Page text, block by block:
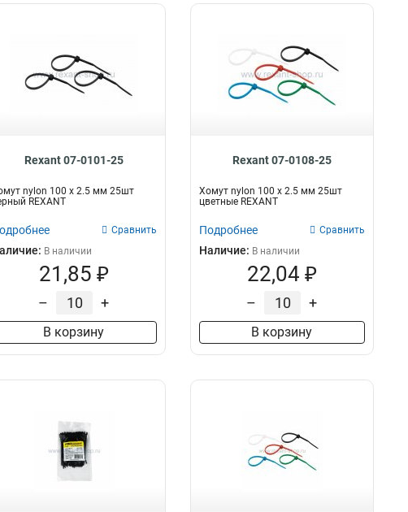
Rexant 07-0101-25
nylon 100 х 2.5 мм 25шт
REXANT
Сравнить
В наличии
21,85 ₽
– +
В корзину
Rexant 07-0108-25
Хомут nylon 100 х 2.5 мм 25шт
цветные REXANT
Подробнее Сравнить
Наличие: В наличии
22,04 ₽
– +
В корзину